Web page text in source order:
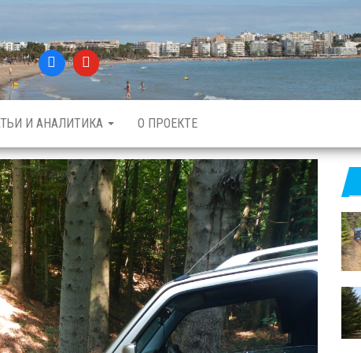
И АНАЛИТИКА О ПРОЕКТЕ